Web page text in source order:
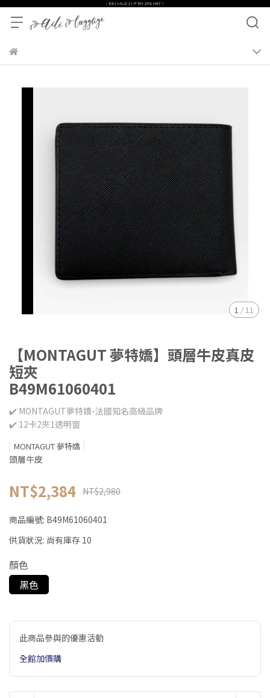
1 /11
【MONTAGUT 夢特嬌】頭層牛皮真皮
短夾
B49M61060401
✔️ MONTAGUT夢特嬌-法國知名高級品牌
✔️ 12卡2夾1透明窗
MONTAGUT 夢特嬌
頭層牛皮
NT$2,384 NT$2,980
商品編號: B49M61060401
供貨狀況: 尚有庫存 10
顏色
黑色
此商品參與的優惠活動
全館加價購